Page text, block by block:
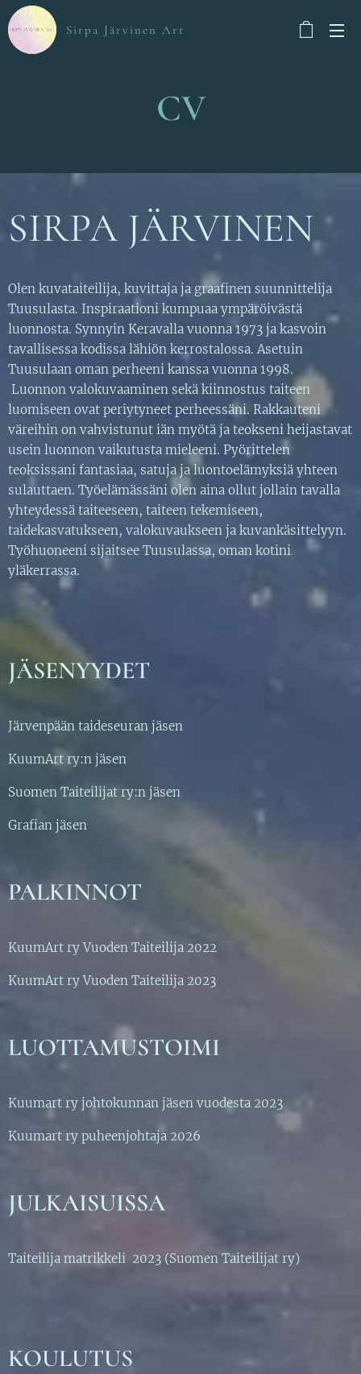
Sirpa Järvinen Art
CV
SIRPA JÄRVINEN
Olen kuvataiteilija, kuvittaja ja graafinen suunnittelija
Tuusulasta. Inspiraationi kumpuaa ympäröivästä
luonnosta. Synnyin Keravalla vuonna 1973 ja kasvoin
tavallisessa kodissa lähiön kerrostalossa. Asetuin
Tuusulaan oman perheeni kanssa vuonna 1998.
Luonnon valokuvaaminen sekä kiinnostus taiteen
luomiseen ovat periytyneet perheessäni. Rakkauteni
väreihin on vahvistunut iän myötä ja teokseni heijastavat
usein luonnon vaikutusta mieleeni. Pyörittelen
teoksissani fantasiaa, satuja ja luontoelämyksiä yhteen
sulauttaen. Työelämässäni olen aina ollut jollain tavalla
yhteydessä taiteeseen, taiteen tekemiseen,
taidekasvatukseen, valokuvaukseen ja kuvankäsittelyyn.
Työhuoneeni sijaitsee Tuusulassa, oman kotini
yläkerrassa.
JÄSENYYDET
Järvenpään taideseuran jäsen
KuumArt ry:n jäsen
Suomen Taiteilijat ry:n jäsen
Grafian jäsen
PALKINNOT
KuumArt ry Vuoden Taiteilija 2022
KuumArt ry Vuoden Taiteilija 2023
LUOTTAMUSTOIMI
Kuumart ry johtokunnan jäsen vuodesta 2023
Kuumart ry puheenjohtaja 2026
JULKAISUISSA
Taiteilija matrikkeli 2023 (Suomen Taiteilijat ry)
KOULUTUS